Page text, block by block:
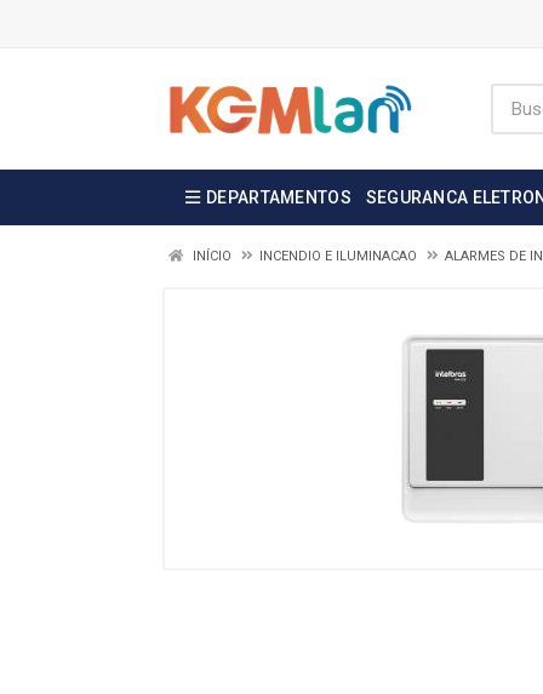
DEPARTAMENTOS SEGURANCA
INÍCIO INCENDIO E ILUMINACAO ALARMES DE